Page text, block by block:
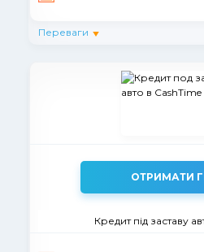
Переваги
ОТРИМАТИ
Кредит під заставу